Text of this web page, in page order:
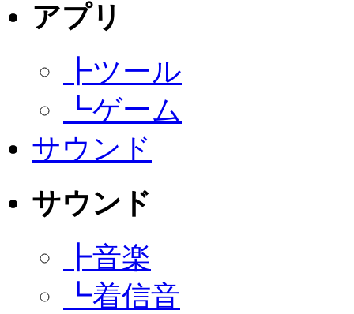
アプリ
┣ツール
┗ゲーム
サウンド
サウンド
┣音楽
┗着信音